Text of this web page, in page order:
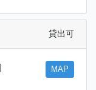
貸出可
MAP